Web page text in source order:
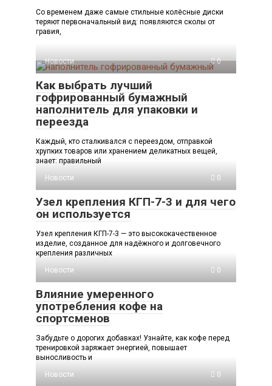
Со временем даже самые стильные колёсные диски
теряют первоначальный вид: появляются сколы от
гравия,
Новости 0
Как выбрать лучший
гофрированный бумажный
наполнитель для упаковки и
переезда
Каждый, кто сталкивался с переездом, отправкой
хрупких товаров или хранением деликатных вещей,
знает: правильный
Новости
0
Узел крепления КГП-7-3 и для чего
он используется
Узел крепления КГП-7-3 — это высококачественное
изделие, созданное для надёжного и долговечного
крепления различных
Новости
0
Влияние умеренного
употребления кофе на
спортсменов
Забудьте о дорогих добавках! Узнайте, как кофе перед
тренировкой заряжает энергией, повышает
выносливость и
Новости
0